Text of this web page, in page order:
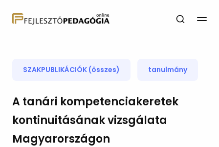
SZAKPUBLIKÁCIÓK (összes) tanulmány
A tanári kompetenciakeretek
kontinuitásának vizsgálata
Magyarországon